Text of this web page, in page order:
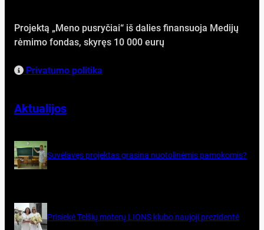
Projektą „Meno pusryčiai“ iš dalies finansuoja Medijų
rėmimo fondas, skyręs 10 000 eurų
Privatumo politika
Aktualijos
Su­vė­la­vęs pro­jek­tas gra­si­na nuo­to­li­nė­mis pa­mo­ko­mis?
Pri­siekė Tel­šių mo­terų LIONS klu­bo nau­jo­ji pre­zi­dentė